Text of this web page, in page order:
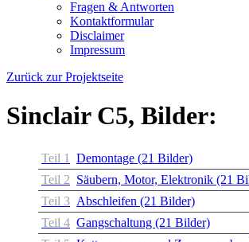
Fragen & Antworten
Kontaktformular
Disclaimer
Impressum
Zurück zur Projektseite
Sinclair C5, Bilder:
Teil 1
Demontage (21 Bilder)
Teil 2 Säubern, Motor, Elektronik (21
Teil 3 Abschleifen (21 Bilder)
Teil 4 Gangschaltung (21 Bilder)